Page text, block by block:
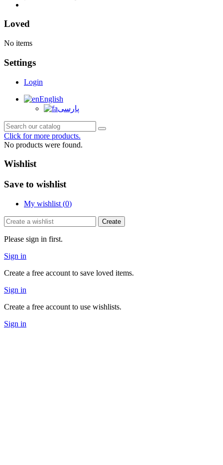
Loved
No items
Settings
Login
English
پارسی
Click for more products.
No products were found.
Wishlist
Save to wishlist
My wishlist (0)
Create
Please sign in first.
Sign in
Create a free account to save loved items.
Sign in
Create a free account to use wishlists.
Sign in